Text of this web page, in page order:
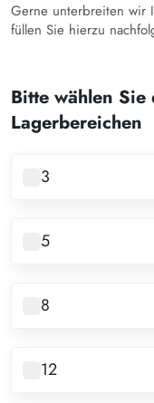
Gerne unterbreiten wir
füllen Sie hierzu
Bitte wählen
Lagerbereichen
3
5
8
12